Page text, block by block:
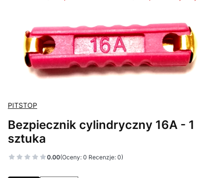
PITSTOP
Bezpiecznik cylindryczny 16A - 1
sztuka
0.00(Oceny: 0 Recenzje: 0)